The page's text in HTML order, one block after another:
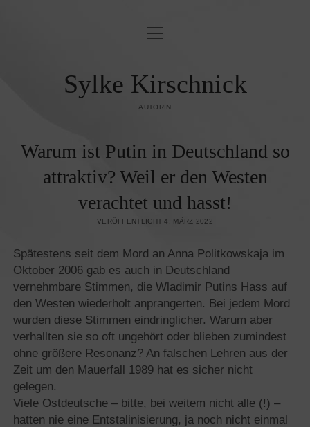
BLINDLINGS
ZEITGESCHEHEN
KONTAKT/IMPRESSUM
DATENSCHUTZ­
Menü
öffnen
Sylke Kirschnick
AUTORIN
Warum ist Putin in Deutschland so
attraktiv? Weil er den Westen
verachtet und hasst!
VERÖFFENTLICHT 4. MÄRZ 2022
Spätestens seit dem Mord an Anna Politkowskaja im
Oktober 2006 gab es auch in Deutschland
vernehmbare Stimmen, die Wladimir Putins Hass auf
den Westen wiederholt anprangerten. Bei jedem Mord
wurden diese Stimmen eindringlicher. Warum aber
verhallten sie so oft ungehört oder blieben zumindest
ohne größere Resonanz? An falschen Lehren aus der
Zeit um den Mauerfall 1989 hat es sicher nicht
gelegen.
Viele Ostdeutsche – bitte, bei weitem nicht alle (!) –
hatten nie eine Entstalinisierung, ja noch nicht einmal